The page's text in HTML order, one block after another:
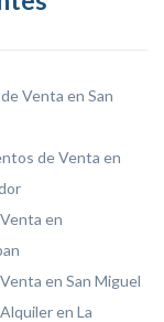
Venta en San
de Venta en
en
en San Miguel
en La